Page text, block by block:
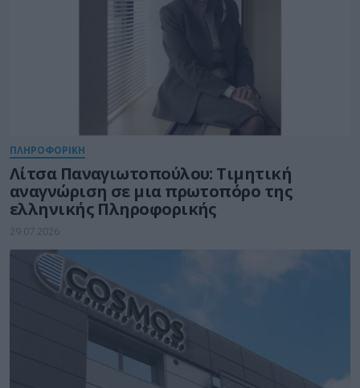
ΠΛΗΡΟΦΟΡΙΚΗ
Λίτσα Παναγιωτοπούλου: Τιμητική
αναγνώριση σε μια πρωτοπόρο της
ελληνικής Πληροφορικής
29.07.2026